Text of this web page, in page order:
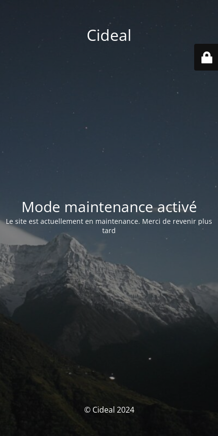
Cideal
Mode maintenance activé
Le site est actuellement en maintenance. Merci de revenir plus
tard
© Cideal 2024